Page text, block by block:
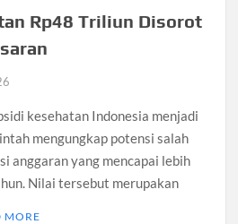
Rp48 Triliun Disorot
kesehatan Indonesia menjadi
mengungkap potensi salah
anggaran yang mencapai lebih
Nilai tersebut merupakan
MORE